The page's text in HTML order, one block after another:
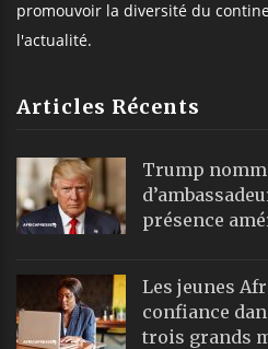
promouvoir la diversité du
l'actualité.
Articles Récents
Trump
présence
Les jeunes
confiance
trois grands